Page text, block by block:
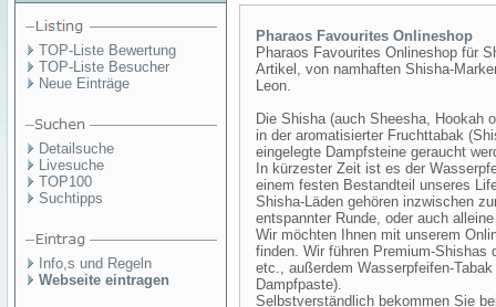
TOP-Liste Bewertung
TOP-Liste Besucher
Neue Einträge
Detailsuche
Livesuche
TOP100
Suchtipps
Info,s und Regeln
Webseite eintragen
Pharaos Favourites Onlineshop
Pharaos Favourites Onlineshop für
Artikel, von namhaften Shisha-
Leon.
Die Shisha (auch Sheesha, Hookah
in der aromatisierter Fruchttabak
eingelegte Dampfsteine geraucht
In kürzester Zeit ist es der
einem festen Bestandteil unseres
Shisha-Läden gehören inzwischen
entspannter Runde, oder auch
Wir möchten Ihnen mit unserem
finden. Wir führen Premium-Shishas
etc., außerdem Wasserpfeifen-
Dampfpaste).
Selbstverständlich bekommen Sie